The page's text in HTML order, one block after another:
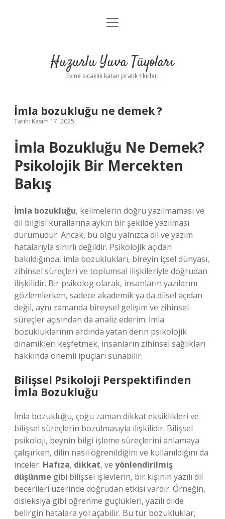
Anasayfa
Yasal Uyarı
menüyü
Huzurlu Yuva Tüyoları
Evine sıcaklık katan pratik fikirler!
İmla bozukluğu ne demek ?
Tarih: Kasım 17, 2025
İmla Bozukluğu Ne Demek?
Psikolojik Bir Mercekten
Bakış
İmla bozukluğu, kelimelerin doğru yazılmaması ve
dil bilgisi kurallarına aykırı bir şekilde yazılması
durumudur. Ancak, bu olgu yalnızca dil ve yazım
hatalarıyla sınırlı değildir. Psikolojik açıdan
bakıldığında, imla bozuklukları, bireyin içsel dünyası,
zihinsel süreçleri ve toplumsal ilişkileriyle doğrudan
ilişkilidir. Bir psikolog olarak, insanların yazılarını
gözlemlerken, sadece akademik ya da dilsel açıdan
değil, aynı zamanda bireysel gelişim ve zihinsel
süreçler açısından da analiz ederim. İmla
bozukluklarının ardında yatan derin psikolojik
dinamikleri keşfetmek, insanların zihinsel sağlıkları
hakkında önemli ipuçları sunabilir.
Bilişsel Psikoloji Perspektifinden
İmla Bozukluğu
İmla bozukluğu, çoğu zaman dikkat eksiklikleri ve
bilişsel süreçlerin bozulmasıyla ilişkilidir. Bilişsel
psikoloji, beynin bilgi işleme süreçlerini anlamaya
çalışırken, dilin nasıl öğrenildiğini ve kullanıldığını da
inceler. Hafıza, dikkat, ve yönlendirilmiş
düşünme gibi bilişsel işlevlerin, bir kişinin yazılı dil
becerileri üzerinde doğrudan etkisi vardır. Örneğin,
disleksiya gibi öğrenme güçlükleri, yazılı dilde
belirgin hatalara yol açabilir. Bu tür bozukluklar,